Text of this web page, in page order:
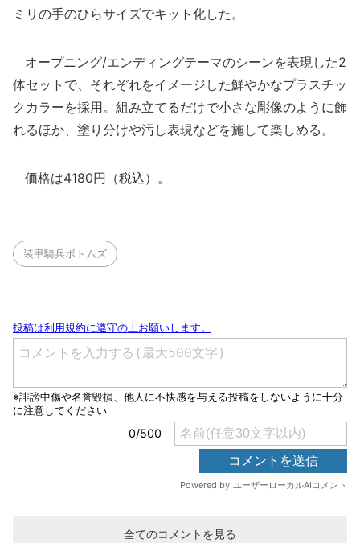
ミリの手のひらサイズでキット化した。
オープニング/エンディングテーマのシーンを表現した2
体セットで、それぞれをイメージした鮮やかなプラスチッ
クカラーを採用。組み立てるだけで小さな彫像のように飾
れるほか、塗り分けや汚し表現などを施して楽しめる。
価格は4180円（税込）。
装甲騎兵ボトムズ
全てのコメントを見る